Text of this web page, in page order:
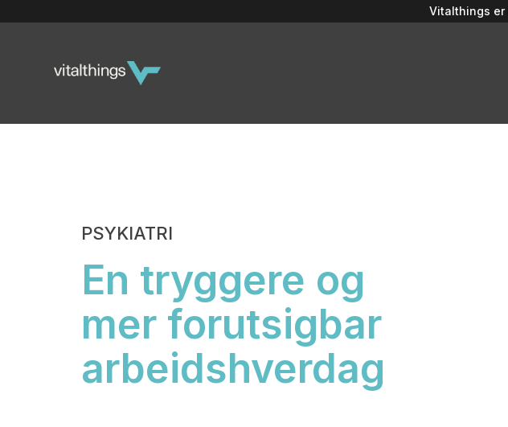
Vitalthings er
PSYKIATRI
En tryggere og
mer forutsigbar
arbeidshverdag